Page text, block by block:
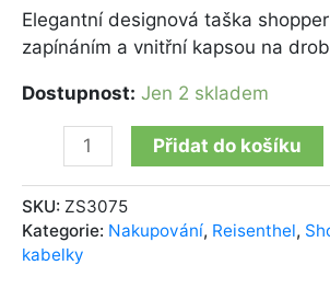
Elegantní designová taška
zapínáním a vnitřní kapsou na
Dostupnost: Jen 2 skladem
Přidat do košíku
SKU: ZS3075
Kategorie: Nakupování, Reisenthel,
kabelky